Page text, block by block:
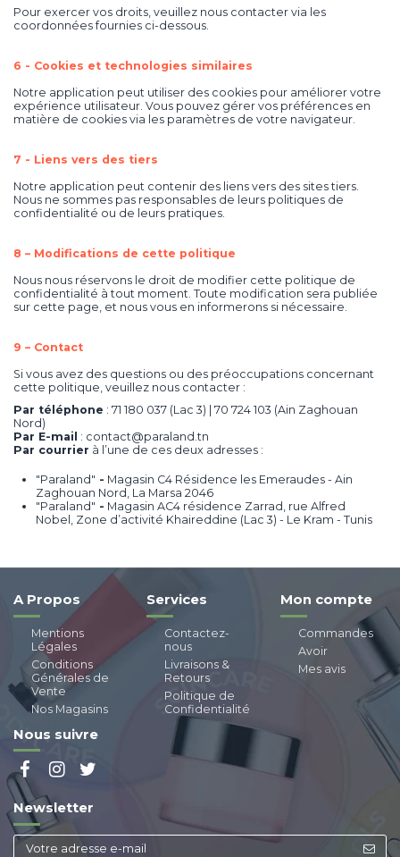
Pour exercer vos droits, veuillez nous contacter via les
coordonnées fournies ci-dessous.
6 - Cookies et technologies similaires
Notre application peut utiliser des cookies pour améliorer votre
expérience utilisateur. Vous pouvez gérer vos préférences en
matière de cookies via les paramètres de votre navigateur.
7 - Liens vers des tiers
Notre application peut contenir des liens vers des sites tiers.
Nous ne sommes pas responsables de leurs politiques de
confidentialité ou de leurs pratiques.
8 – Modifications de cette politique
Nous nous réservons le droit de modifier cette politique de
confidentialité à tout moment. Toute modification sera publiée
sur cette page, et nous vous en informerons si nécessaire.
9 – Contact
Si vous avez des questions ou des préoccupations concernant
cette politique, veuillez nous contacter :
Par téléphone : 71 180 037 (Lac 3) | 70 724 103 (Ain Zaghouan
Nord)
Par E-mail : contact@paraland.tn
Par courrier à l’une de ces deux adresses :
"Paraland" - Magasin C4 Résidence les Emeraudes - Ain
Zaghouan Nord, La Marsa 2046
"Paraland" - Magasin AC4 résidence Zarrad, rue Alfred
Nobel, Zone d’activité Khaireddine (Lac 3) - Le Kram - Tunis
A Propos
Mentions
Légales
Conditions
Générales de
Vente
Nos Magasins
Services
Contactez-
nous
Livraisons &
Retours
Politique de
Confidentialité
Mon compte
Commandes
Avoir
Mes avis
Nous suivre
Newsletter